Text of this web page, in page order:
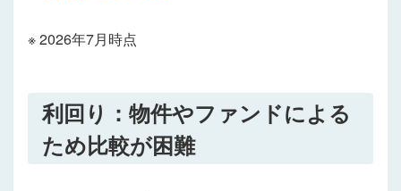
※ 2026年7月時点
利回り：物件やファンドによる
ため比較が困難